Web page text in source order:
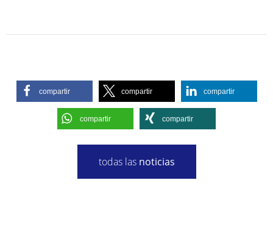
compartir compartir compartir
compartir compartir
todas las noticias